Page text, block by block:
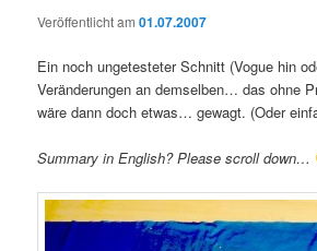
Veröffentlicht am01.07.2007
Ein noch ungetesteter Schnitt (Vogue hin
Veränderungen an demselben… das ohne
wäre dann doch etwas… gewagt. (Oder
Summary in English? Please scroll down…